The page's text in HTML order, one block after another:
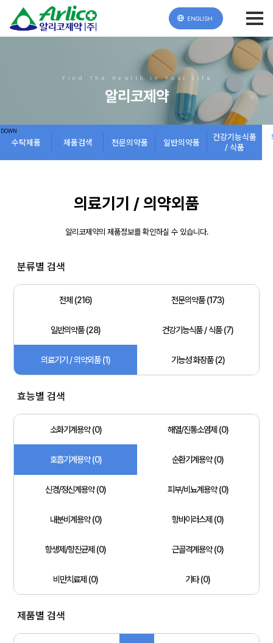
ENGLISH
Find The Health In Your Life
알리코제약
수탁제품 제품검색 전문의약품 일반의약품
건강기능식품
/ 식품
의료기기 / 의약외품
알리코제약의 제품정보를 확인하실 수 있습니다.
분류별 검색
전체 (216) 전문의약품 (173)
일반의약품 (28) 건강기능식품 / 식품 (7)
의료기기 / 의약외품 (1) 기능성 화장품 (2)
효능별 검색
소화기계용약 (0) 해열/진통소염제 (0)
호흡기계용약 (0) 순환기계용약 (0)
신경/정신계용약 (0) 피부/비뇨계용약 (0)
내분비계용약 (0) 항바이러스제 (0)
항생제/항진균제 (0) 근골격계용약 (0)
비만치료제 (0) 기타 (0)
제품별 검색